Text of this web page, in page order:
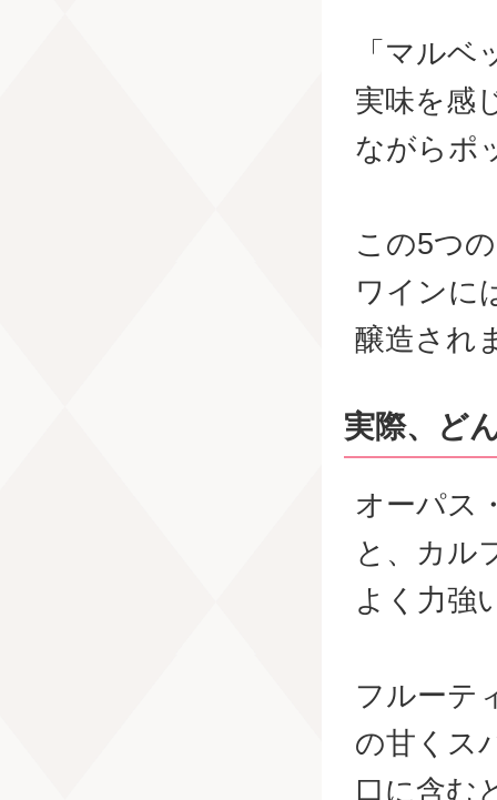
「マル
実味を感
ながらポ
この5つ
ワインに
醸造され
実際、ど
オーパス
と、カル
よく力強
フルーテ
の甘くス
口に含む